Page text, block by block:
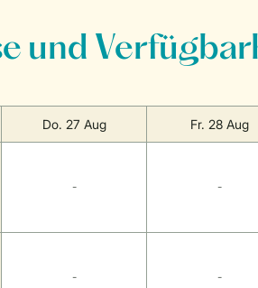
und
Do. 27 Aug Fr. 28 Aug
- -
- -